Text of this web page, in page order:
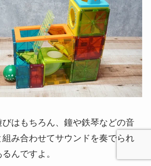
はもちろん、鐘や鉄琴などの音
み合わせてサウンドを奏でられ
んですよ。